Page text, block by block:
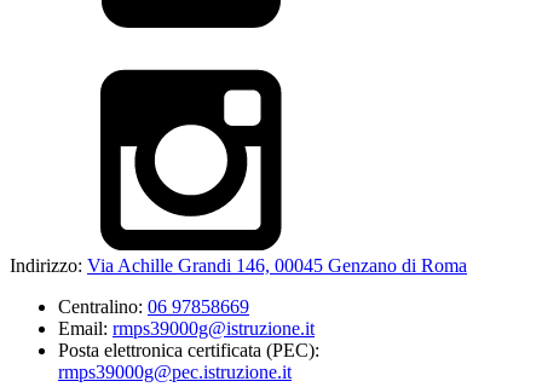
Indirizzo: Via Achille Grandi 146, 00045 Genzano di Roma
Centralino: 06 97858669
Email: rmps39000g@istruzione.it
Posta elettronica certificata (PEC):
rmps39000g@pec.istruzione.it